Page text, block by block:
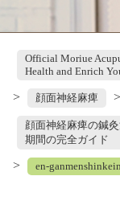
Official Moriue
Health and Enrich
> 顔面神経麻痺 >
顔面神経麻痺の鍼
期間の完全ガイド
> en-